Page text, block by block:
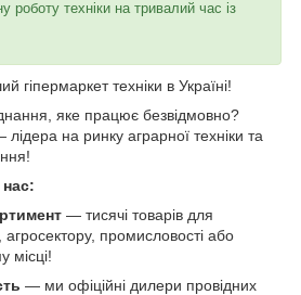
роботу техніки на тривалий час із
гіпермаркет техніки в Україні!
яке працює безвідмовно?
на ринку аграрної техніки та
— тисячі товарів для
агросектору, промисловості або
місці!
— ми офіційні дилери провідних